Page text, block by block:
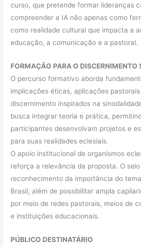
curso, que pretende formar lideranças
compreender a IA não apenas como
como realidade cultural que impacta a
educação, a comunicação e a pastoral.
FORMAÇÃO PARA O DISCERNIMENTO
O percurso formativo aborda
implicações éticas, aplicações
discernimento inspirados na
busca integrar teoria e prática,
participantes desenvolvam projetos e
para suas realidades eclesiais.
O apoio institucional de organismos
reforça a relevância da proposta. O
reconhecimento da importância do
Brasil, além de possibilitar ampla
por meio de redes pastorais, meios de
e instituições educacionais.
PÚBLICO DESTINATÁRIO